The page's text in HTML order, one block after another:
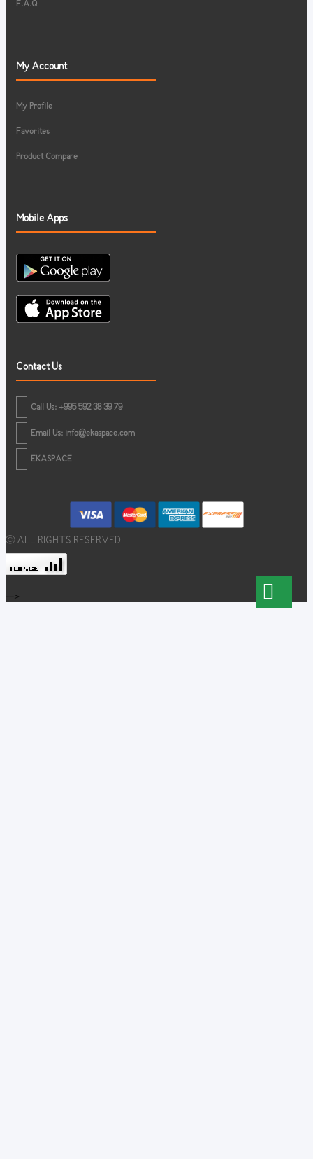
F.A.Q
My Account
My Profile
Favorites
Product Compare
Mobile Apps
Contact Us
Call Us: +995 592 38 39 79
Email Us: info@ekaspace.com
EKASPACE
© ALL RIGHTS RESERVED
-->